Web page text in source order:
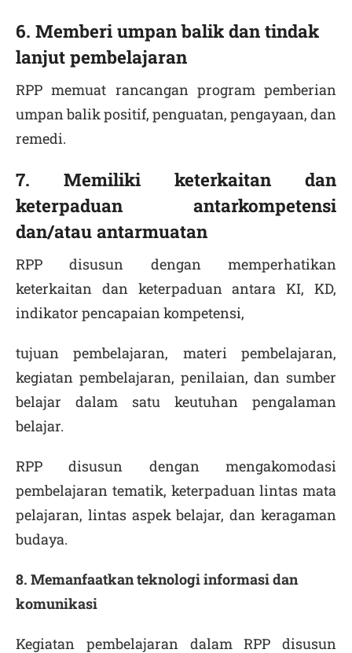
6. Memberi umpan balik dan tindak
lanjut pembelajaran
RPP memuat rancangan program pemberian
umpan balik positif, penguatan, pengayaan, dan
remedi.
7. Memiliki keterkaitan dan
keterpaduan antarkompetensi
dan/atau antarmuatan
RPP disusun dengan memperhatikan
keterkaitan dan keterpaduan antara KI, KD,
indikator pencapaian kompetensi,
tujuan pembelajaran, materi pembelajaran,
kegiatan pembelajaran, penilaian, dan sumber
belajar dalam satu keutuhan pengalaman
belajar.
RPP disusun dengan mengakomodasi
pembelajaran tematik, keterpaduan lintas mata
pelajaran, lintas aspek belajar, dan keragaman
budaya.
8. Memanfaatkan teknologi informasi dan
komunikasi
Kegiatan pembelajaran dalam RPP disusun